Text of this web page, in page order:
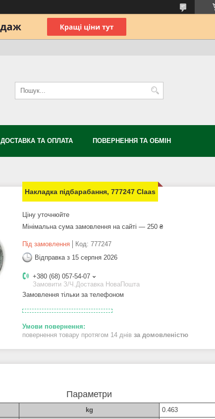
ДОСТАВКА ТА ОПЛАТА ПОВЕРНЕННЯ ТА ОБМІН
Накладка підбарабання, 777247 Claas
Ціну уточнюйте
Мінімальна сума замовлення на сайті — 250 ₴
Під замовлення Код: 777247
Відправка з 15 серпня 2026
+380 (68) 057-54-07
Замовити З/Ч.Доставка НоваПошта
Замовлення тільки за телефоном
повернення товару протягом 14 днів за домовленістю
Параметри
kg
0.463